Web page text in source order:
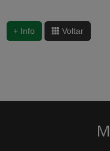
+ Info Voltar